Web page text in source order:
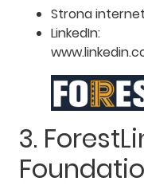
Strona
LinkedIn:
3.